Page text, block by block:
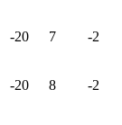
-20 7 -2
-20 8 -2